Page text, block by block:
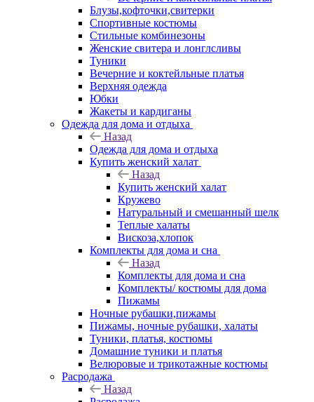
Блузы,кофточки,свитерки
Спортивные костюмы
Стильные комбинезоны
Женские свитера и лонглсливы
Туники
Вечерние и коктейльные платья
Верхняя одежда
Юбки
Жакеты и кардиганы
Одежда для дома и отдыха
Назад
Одежда для дома и отдыха
Купить женский халат
Назад
Купить женский халат
Кружево
Натуральный и смешанный шелк
Теплые халаты
Вискоза,хлопок
Комплекты для дома и сна
Назад
Комплекты для дома и сна
Комплекты/ костюмы для дома
Пижамы
Ночные рубашки,пижамы
Пижамы, ночные рубашки, халаты
Туники, платья, костюмы
Домашние туники и платья
Велюровые и трикотажные костюмы
Расродажа
Назад